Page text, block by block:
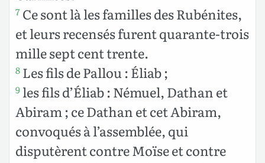
7 Ce sont là les familles des Rubénites,
et leurs recensés furent quarante-trois
mille sept cent trente.
8 Les fils de Pallou : Éliab ;
9 les fils d’Éliab : Némuel, Dathan et
Abiram ; ce Dathan et cet Abiram,
convoqués à l’assemblée, qui
disputèrent contre Moïse et contre